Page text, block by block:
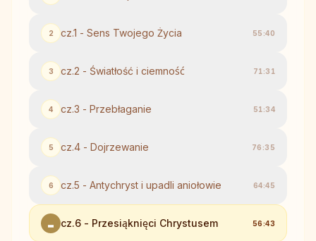
2 cz.1 - Sens Twojego Życia 55:40
3 cz.2 - Światłość i ciemność 71:31
4 cz.3 - Przebłaganie 51:34
5 cz.4 - Dojrzewanie 76:35
6 cz.5 - Antychryst i upadli aniołowie 64:45
cz.6 - Przesiąknięci Chrystusem 56:43